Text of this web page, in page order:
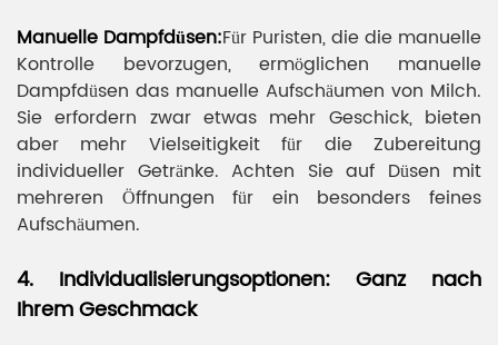
Manuelle Dampfdüsen:Für Puristen, die die manuelle
Kontrolle bevorzugen, ermöglichen manuelle
Dampfdüsen das manuelle Aufschäumen von Milch.
Sie erfordern zwar etwas mehr Geschick, bieten
aber mehr Vielseitigkeit für die Zubereitung
individueller Getränke. Achten Sie auf Düsen mit
mehreren Öffnungen für ein besonders feines
Aufschäumen.
4. Individualisierungsoptionen: Ganz nach
Ihrem Geschmack